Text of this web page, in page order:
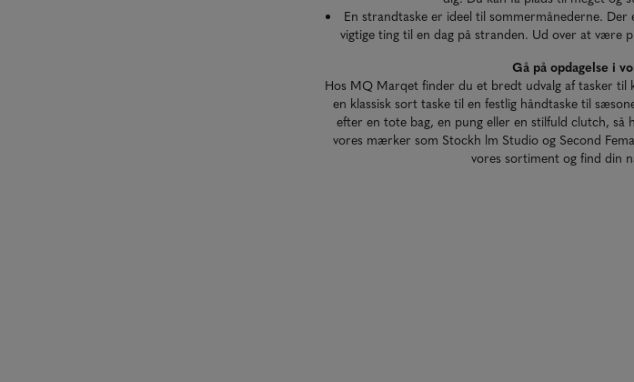
En strandtaske er ideel til sommermånederne.
vigtige ting til en dag på stranden. Ud over at være
Gå på opdagelse i
Hos MQ Marqet finder du et bredt udvalg af tasker til
en klassisk sort taske til en festlig håndtaske til
efter en tote bag, en pung eller en stilfuld clutch, så
vores mærker som Stockh lm Studio og Second
vores sortiment og find din